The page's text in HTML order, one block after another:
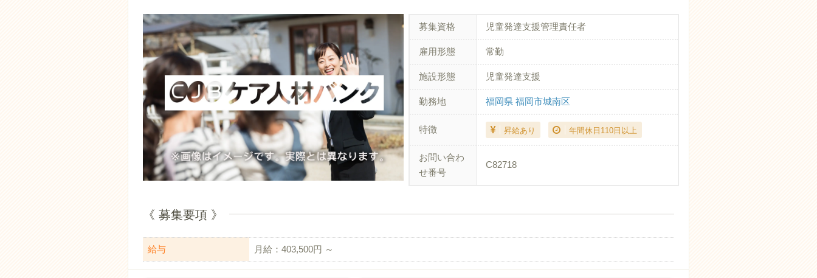
募集資格 児童発達支援管理責任者
雇用形態 常勤
施設形態 児童発達支援
勤務地 福岡県 福岡市城南区
特徴 昇給あり 年間休日110日以上
お問い合わ
せ番号
C82718
《 募集要項 》
給与 月給：403,500円 ～